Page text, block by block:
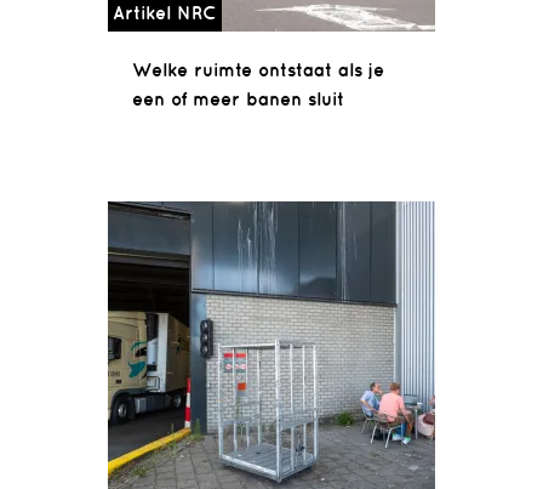
Artikel NRC
Welke ruimte ontstaat als je
een of meer banen sluit